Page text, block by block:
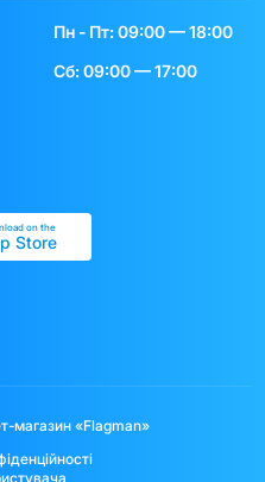
Пн - Пт: 09:00 — 18:00
Сб: 09:00 — 17:00
on the
Store
магазин «Flagman»